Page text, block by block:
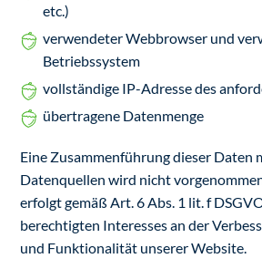
etc.)
verwendeter Webbrowser und
Betriebssystem
vollständige IP-Adresse des
übertragene Datenmenge
Eine Zusammenführung dieser Daten
Datenquellen wird nicht
erfolgt gemäß Art. 6 Abs. 1 lit. f
berechtigten Interesses an der
und Funktionalität unserer Website.